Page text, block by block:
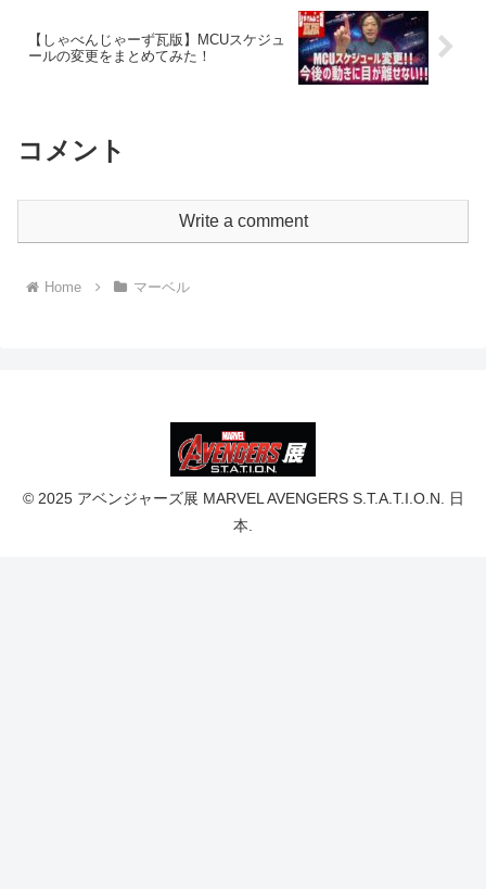
【しゃべんじゃーず瓦版】MCUスケジュ
ールの変更をまとめてみた！
コメント
Write a comment
Home マーベル
© 2025 アベンジャーズ展 MARVEL AVENGERS S.T.A.T.I.O.N. 日
本.